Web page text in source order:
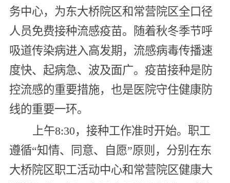
务中心，为东大桥院区和常营院区全口径
人员免费接种流感疫苗。随着秋冬季节呼
吸道传染病进入高发期，流感病毒传播速
度快、起病急、波及面广。疫苗接种是防
控流感的重要措施，也是医院守住健康防
线的重要一环。
上午8:30，接种工作准时开始。职工
遵循“知情、同意、自愿”原则，分别在东
大桥院区职工活动中心和常营院区健康大